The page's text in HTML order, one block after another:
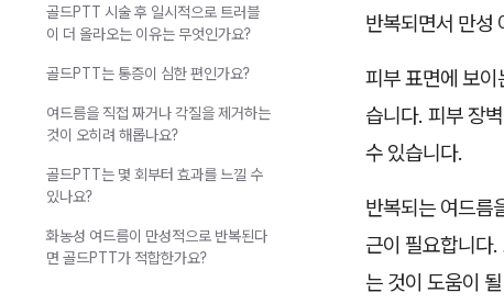
반복되면서 만성
피부 표면에 보
습니다. 피부 장
수 있습니다.
반복되는 여드름
근이 필요합니다
는 것이 도움이
골드PTT 시술 후 일시적으로 트러블
이 더 올라오는 이유는 무엇인가요?
골드PTT는 통증이 심한 편인가요?
여드름을 직접 짜거나 각질을 제거하는
것이 오히려 해롭나요?
골드PTT는 몇 회부터 효과를 느낄 수
있나요?
화농성 여드름이 만성적으로 반복된다
면 골드PTT가 적합한가요?